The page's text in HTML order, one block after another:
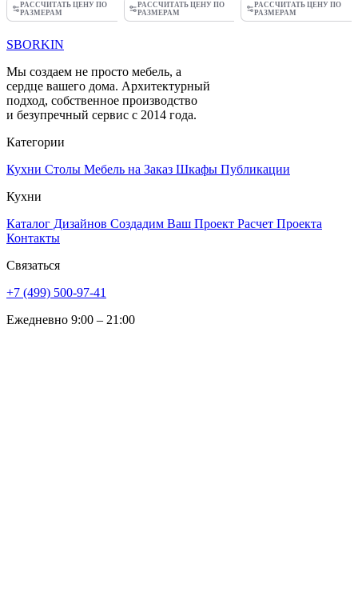
РАССЧИТАТЬ ЦЕНУ ПО
РАЗМЕРАМ
РАССЧИТАТЬ ЦЕНУ ПО
РАЗМЕРАМ
РАССЧИТАТЬ ЦЕНУ ПО
РАЗМЕРАМ
SBORKIN
Мы создаем не просто мебель, а
сердце вашего дома. Архитектурный
подход, собственное производство
и безупречный сервис с 2014 года.
Категории
Кухни Столы Мебель на Заказ Шкафы Публикации
Кухни
Каталог Дизайнов Создадим Ваш Проект Расчет Проекта
Контакты
Связаться
+7 (499) 500-97-41
Ежедневно 9:00 – 21:00